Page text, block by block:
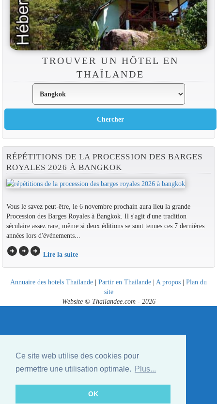
Ce site web utilise des cookies pour
permettre une utilisation optimale.
Plus...
OK
TROUVER UN HÔTEL EN
THAÏLANDE
RÉPÉTITIONS DE LA PROCESSION DES BARGES
ROYALES 2026 À BANGKOK
Vous le savez peut-être, le 6 novembre prochain aura lieu la grande
Procession des Barges Royales à Bangkok. Il s'agit d'une tradition
séculaire assez rare, même si deux éditions se sont tenues ces 7 dernières
années lors d'événements...
arrow_circle_rightarrow_circle_rightarrow_circle_right Lire la suite
Annuaire des hotels Thailande | Partir en Thailande | A propos | Plan du
site
Website © Thailandee.com - 2026